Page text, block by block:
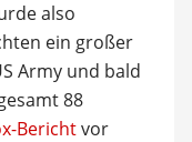
also
ein großer
Army und bald
88
Berichtvor